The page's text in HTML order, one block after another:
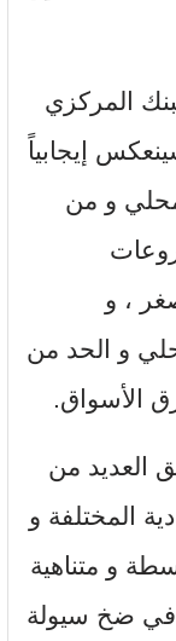
المركزي
إيجابياً
و من
، و
و الحد من
الأسواق.
العديد من
المختلفة و
و متناهية
في ضخ سيولة